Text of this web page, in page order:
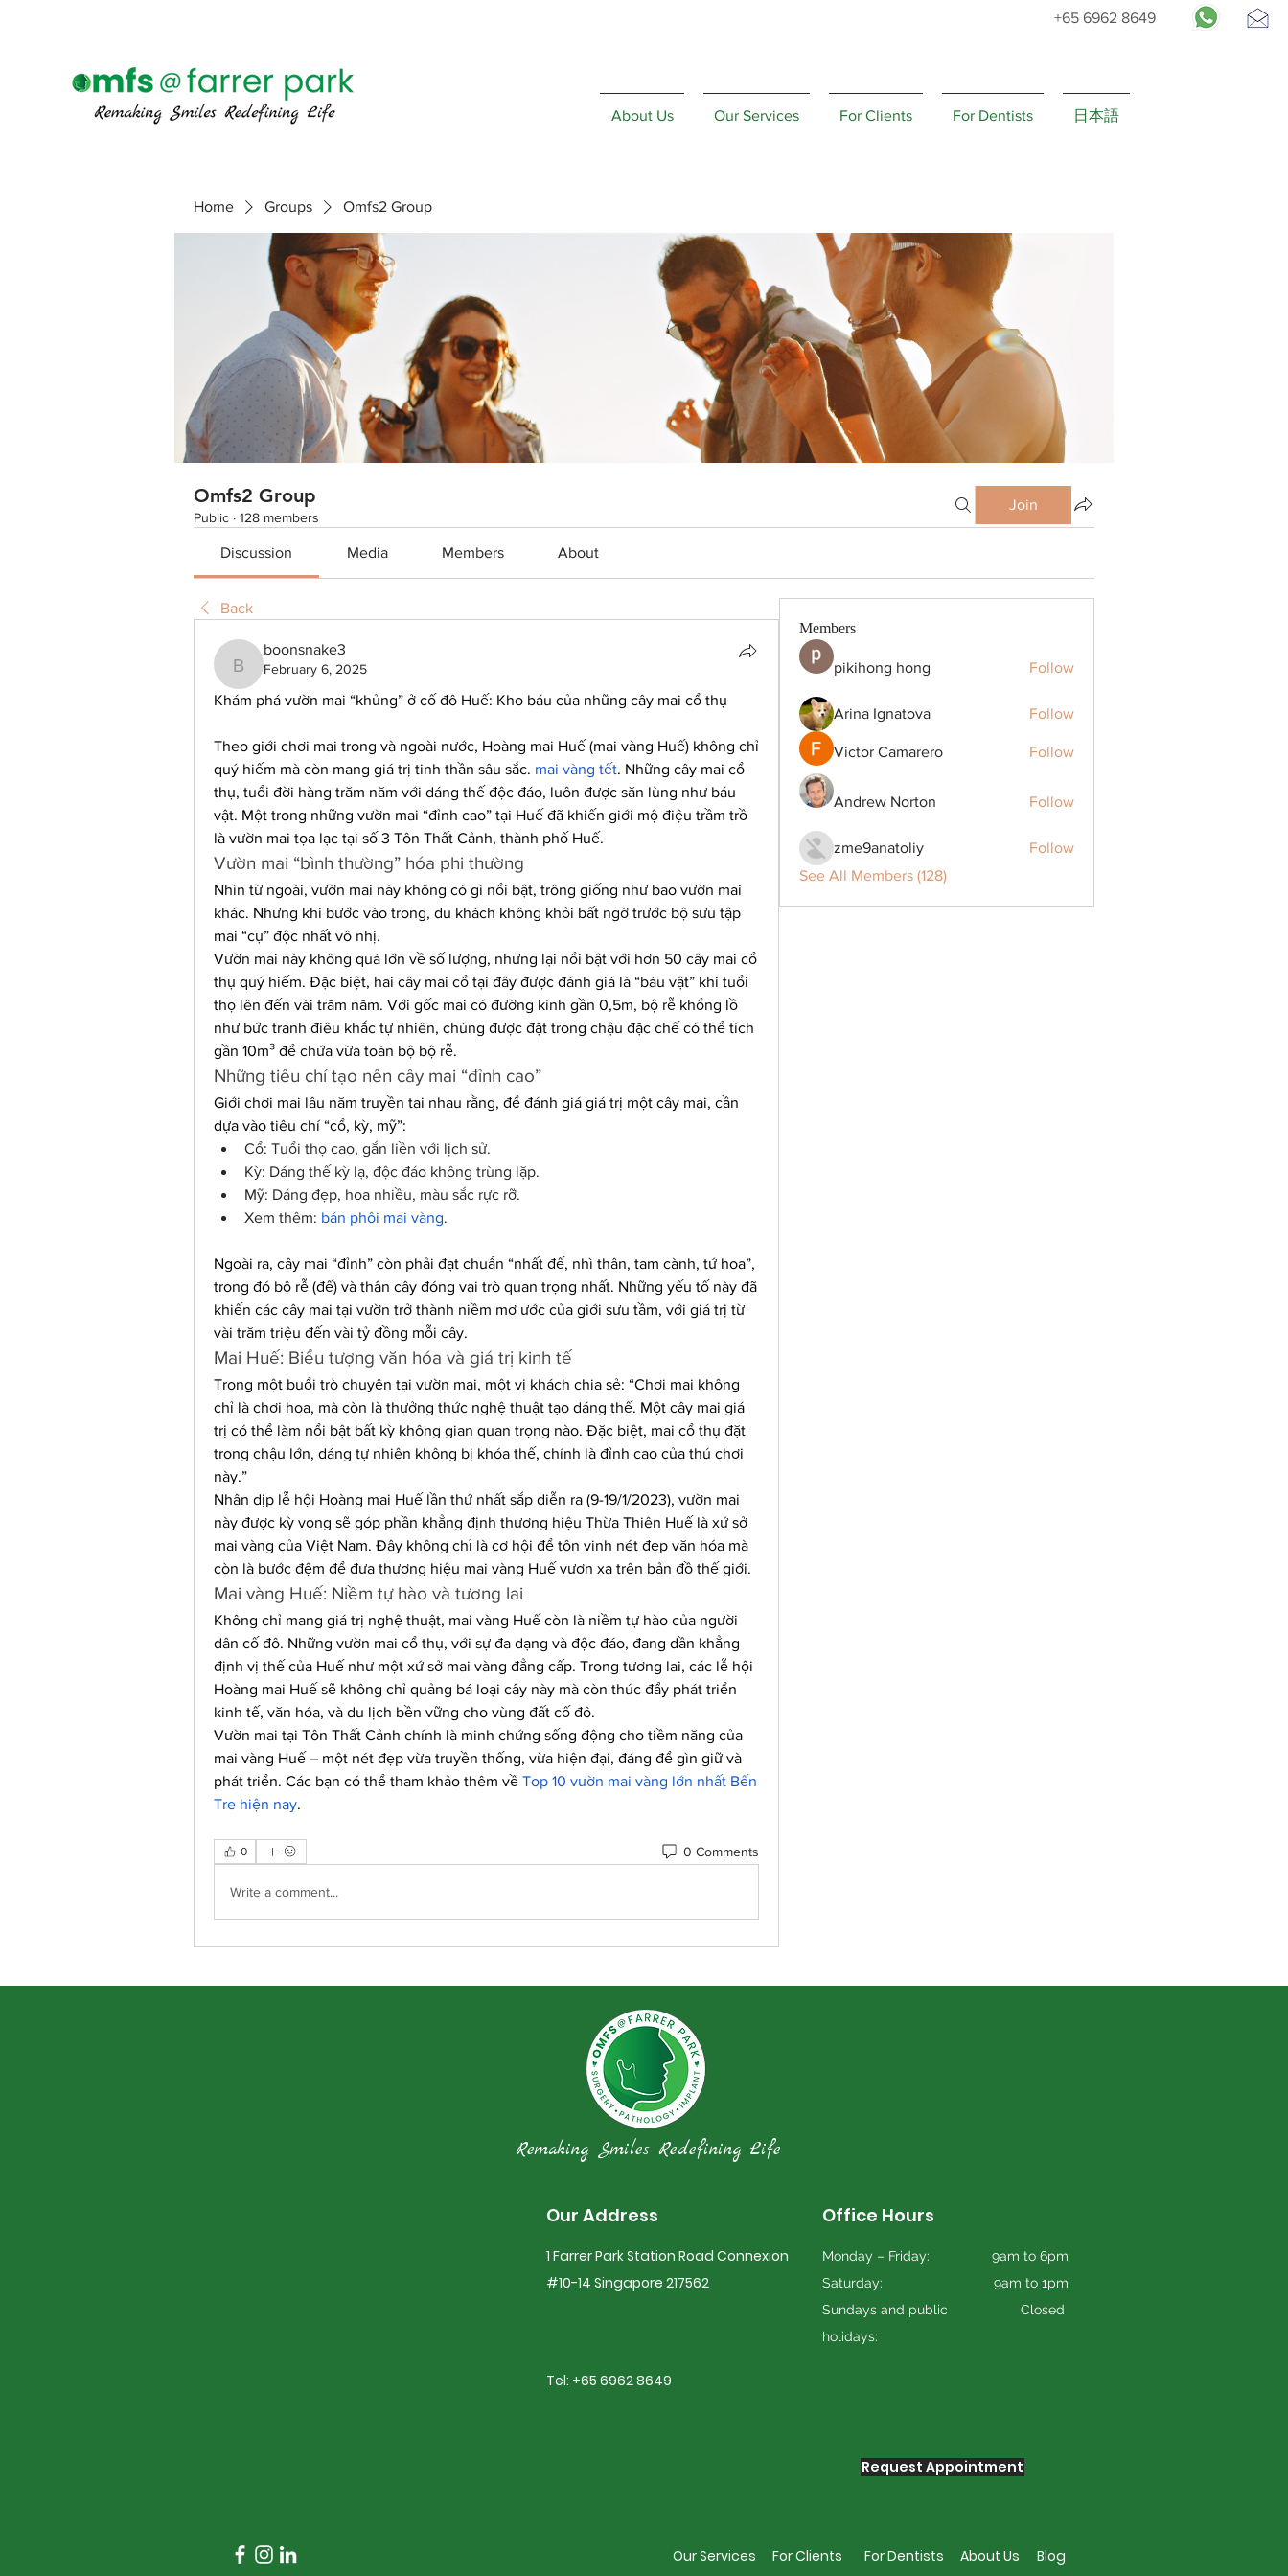
+65 6962 8649
About Us Our Services For Clients For Dentists 日本語
Home Groups Omfs2 Group
Omfs2 Group
Public · 128 members
Join
Discussion Media Members About
Back
boonsnake3
boonsnake3
February 6, 2025
Khám phá vườn mai “khủng” ở cố đô Huế: Kho báu của những cây mai cổ thụ
Theo giới chơi mai trong và ngoài nước, Hoàng mai Huế (mai vàng Huế) không chỉ
quý hiếm mà còn mang giá trị tinh thần sâu sắc. mai vàng tết. Những cây mai cổ
thụ, tuổi đời hàng trăm năm với dáng thế độc đáo, luôn được săn lùng như báu
vật. Một trong những vườn mai “đỉnh cao” tại Huế đã khiến giới mộ điệu trầm trồ
là vườn mai tọa lạc tại số 3 Tôn Thất Cảnh, thành phố Huế.
Vườn mai “bình thường” hóa phi thường
Nhìn từ ngoài, vườn mai này không có gì nổi bật, trông giống như bao vườn mai
khác. Nhưng khi bước vào trong, du khách không khỏi bất ngờ trước bộ sưu tập
mai “cụ” độc nhất vô nhị.
Vườn mai này không quá lớn về số lượng, nhưng lại nổi bật với hơn 50 cây mai cổ
thụ quý hiếm. Đặc biệt, hai cây mai cổ tại đây được đánh giá là “báu vật” khi tuổi
thọ lên đến vài trăm năm. Với gốc mai có đường kính gần 0,5m, bộ rễ khổng lồ
như bức tranh điêu khắc tự nhiên, chúng được đặt trong chậu đặc chế có thể tích
gần 10m³ để chứa vừa toàn bộ bộ rễ.
Những tiêu chí tạo nên cây mai “đỉnh cao”
Giới chơi mai lâu năm truyền tai nhau rằng, để đánh giá giá trị một cây mai, cần
dựa vào tiêu chí “cổ, kỳ, mỹ”:
Cổ: Tuổi thọ cao, gắn liền với lịch sử.
Kỳ: Dáng thế kỳ lạ, độc đáo không trùng lặp.
Mỹ: Dáng đẹp, hoa nhiều, màu sắc rực rỡ.
Xem thêm: bán phôi mai vàng.
Ngoài ra, cây mai “đỉnh” còn phải đạt chuẩn “nhất đế, nhì thân, tam cành, tứ hoa”,
trong đó bộ rễ (đế) và thân cây đóng vai trò quan trọng nhất. Những yếu tố này đã
khiến các cây mai tại vườn trở thành niềm mơ ước của giới sưu tầm, với giá trị từ
vài trăm triệu đến vài tỷ đồng mỗi cây.
Mai Huế: Biểu tượng văn hóa và giá trị kinh tế
Trong một buổi trò chuyện tại vườn mai, một vị khách chia sẻ: “Chơi mai không
chỉ là chơi hoa, mà còn là thưởng thức nghệ thuật tạo dáng thế. Một cây mai giá
trị có thể làm nổi bật bất kỳ không gian quan trọng nào. Đặc biệt, mai cổ thụ đặt
trong chậu lớn, dáng tự nhiên không bị khóa thế, chính là đỉnh cao của thú chơi
này.”
Nhân dịp lễ hội Hoàng mai Huế lần thứ nhất sắp diễn ra (9-19/1/2023), vườn mai
này được kỳ vọng sẽ góp phần khẳng định thương hiệu Thừa Thiên Huế là xứ sở
mai vàng của Việt Nam. Đây không chỉ là cơ hội để tôn vinh nét đẹp văn hóa mà
còn là bước đệm để đưa thương hiệu mai vàng Huế vươn xa trên bản đồ thế giới.
Mai vàng Huế: Niềm tự hào và tương lai
Không chỉ mang giá trị nghệ thuật, mai vàng Huế còn là niềm tự hào của người
dân cố đô. Những vườn mai cổ thụ, với sự đa dạng và độc đáo, đang dần khẳng
định vị thế của Huế như một xứ sở mai vàng đẳng cấp. Trong tương lai, các lễ hội
Hoàng mai Huế sẽ không chỉ quảng bá loại cây này mà còn thúc đẩy phát triển
kinh tế, văn hóa, và du lịch bền vững cho vùng đất cố đô.
Vườn mai tại Tôn Thất Cảnh chính là minh chứng sống động cho tiềm năng của
mai vàng Huế – một nét đẹp vừa truyền thống, vừa hiện đại, đáng để gìn giữ và
phát triển. Các bạn có thể tham khảo thêm về Top 10 vườn mai vàng lớn nhất Bến
Tre hiện nay.
0 0 Comments
Write a comment...
Members
pikihong hong Follow
Arina Ignatova Follow
Victor Camarero Follow
Andrew Norton Follow
zme9anatoliy
Follow
See All Members (128)
Remaking Smiles Redefining Life
Our Address
1 Farrer Park Station Road Connexion
#10-14 Singapore 217562
Office Hours
Monday – Friday:
Saturday:
Sundays and public
holidays:
9am to 6pm
9am to 1pm
Closed
Tel: +65 6962 8649
Request Appointment
Our Services For Clients For Dentists About Us Blog